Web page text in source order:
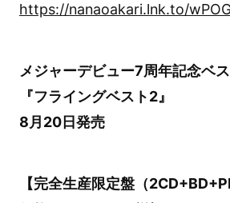
https://nanaoakari.lnk.to/
メジャーデビュー7周年記念ベ
『フライングベスト2』
8月20日発売
【完全生産限定盤（